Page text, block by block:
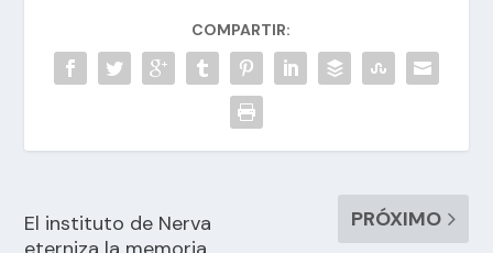
COMPARTIR:
El instituto de Nerva
PRÓXIMO